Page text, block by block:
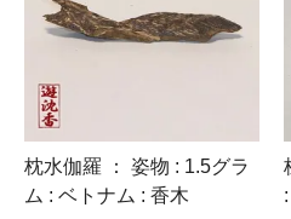
枕水伽羅 ： 姿物 : 1.5グラ
ム : ベトナム : 香木